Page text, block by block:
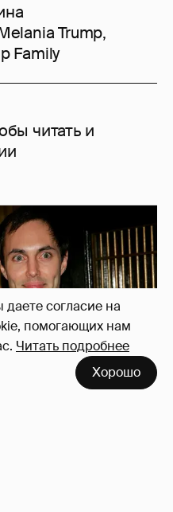
согласие на
помогающих нам
Читать подробнее
Хорошо
Trump,
Family
читать и